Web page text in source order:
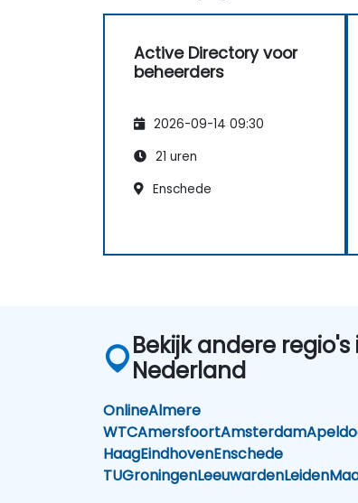
Active Directory voor
beheerders
2026-09-14 09:30
21 uren
Enschede
Bekijk andere regio's
Nederland
OnlineAlmere
WTCAmersfoortAmsterdam
HaagEindhovenEnschede
TUGroningenLeeuwardenLeiden